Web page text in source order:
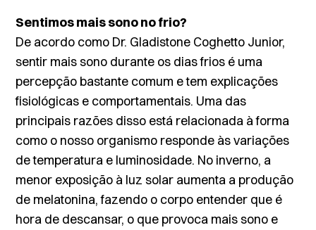
Sentimos mais sono no frio?
De acordo como Dr. Gladistone Coghetto Junior,
sentir mais sono durante os dias frios é uma
percepção bastante comum e tem explicações
fisiológicas e comportamentais. Uma das
principais razões disso está relacionada à forma
como o nosso organismo responde às variações
de temperatura e luminosidade. No inverno, a
menor exposição à luz solar aumenta a produção
de melatonina, fazendo o corpo entender que é
hora de descansar, o que provoca mais sono e